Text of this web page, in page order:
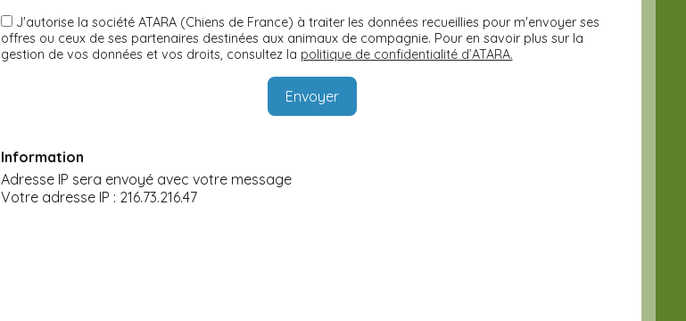
J'autorise la société ATARA (Chiens de France) à traiter les données recueillies pour m'envoyer ses
offres ou ceux de ses partenaires destinées aux animaux de compagnie. Pour en savoir plus sur la
gestion de vos données et vos droits, consultez la politique de confidentialité d’ATARA.
Information
Adresse IP sera envoyé avec votre message
Votre adresse IP : 216.73.216.47